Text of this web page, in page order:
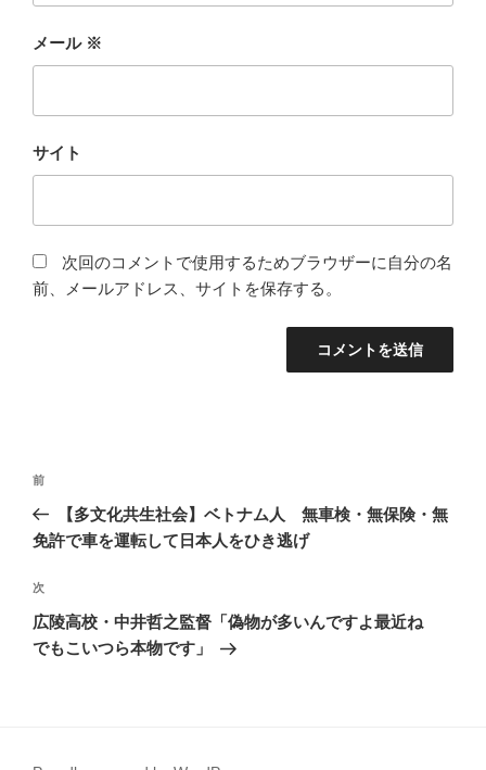
メール ※
サイト
次回のコメントで使用するためブラウザーに自分の名
前、メールアドレス、サイトを保存する。
投
ナ
ゲ
ー
シ
前
の
投
前
【多文化共生社会】ベトナム人 無車検・無保険・無
免許で車を運転して日本人をひき逃げ
次
の
投
次
広陵高校・中井哲之監督「偽物が多いんですよ最近ね
でもこいつら本物です」